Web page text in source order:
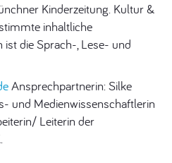
Kinderzeitung. Kultur &
inhaltliche
ist die Sprach-, Lese- und
Ansprechpartnerin: Silke
und Medienwissenschaftlerin
Leiterin der